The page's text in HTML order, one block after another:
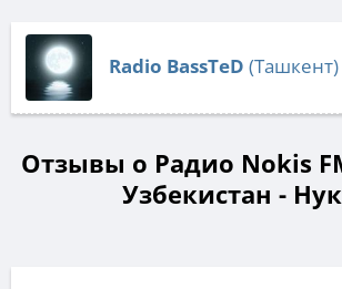
Radio BassTeD (Ташкент)
Отзывы о Радио Nokis
Узбекистан -